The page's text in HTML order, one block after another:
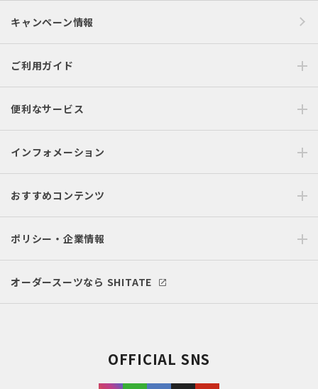
キャンペーン情報
ご利用ガイド
便利なサービス
インフォメーション
おすすめコンテンツ
ポリシー・企業情報
オーダースーツなら SHITATE
OFFICIAL SNS